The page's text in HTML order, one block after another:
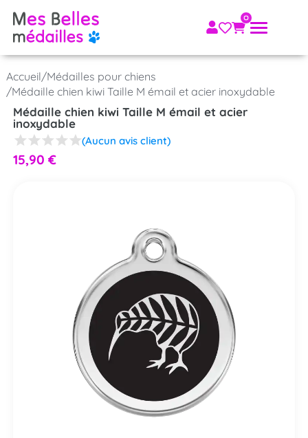
Accueil/Médailles pour chiens
/Médaille chien kiwi Taille M émail et acier inoxydable
Médaille chien kiwi Taille M émail et acier
inoxydable
(Aucun avis client)
15,90 €